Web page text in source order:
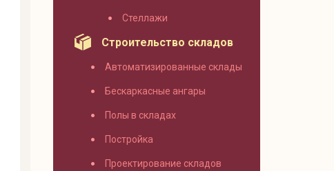
Стеллажи
Строительство складов
Автоматизированные склады
Бескаркасные ангары
Полы в складах
Постройка
Проектирование складов